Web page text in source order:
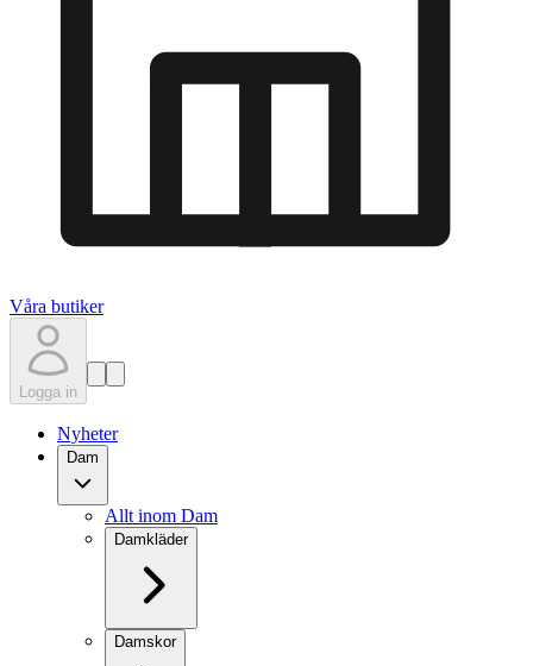
Våra butiker
Logga in
Nyheter
Dam
Allt inom Dam
Damkläder
Damskor